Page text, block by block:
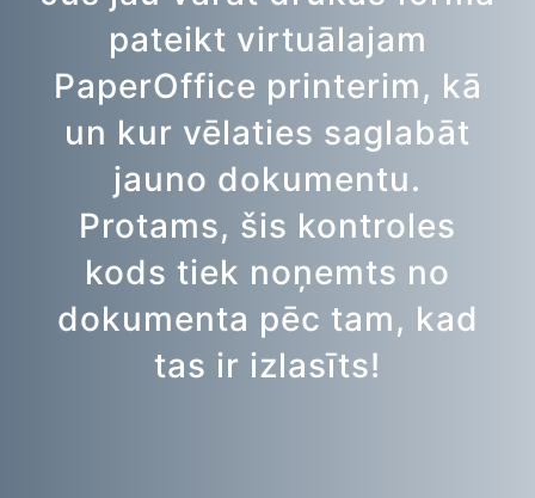
pateikt virtuālajam
PaperOffice printerim, kā
un kur vēlaties saglabāt
jauno dokumentu.
Protams, šis kontroles
kods tiek noņemts no
dokumenta pēc tam, kad
tas ir izlasīts!